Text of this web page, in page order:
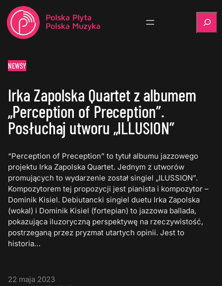
NEWSY
Irka Zapolska Quartet z albumem
„Perception of Preception”.
Posłuchaj utworu „ILLUSION”
“Perception of Preception” to tytuł albumu jazzowego
projektu Irka Zapolska Quartet. Jednym z utworów
promujących to wydarzenie został singiel „ILUSSION”.
Kompozytorem tej propozycji jest pianista i kompozytor –
Dominik Kisiel. Debiutancki singiel duetu Irka Zapolska
(wokal) i Dominik Kisiel (fortepian) to jazzowa ballada,
pokazująca iluzoryczną perspektywę na rzeczywistość,
postrzeganą przez pryzmat utartych opinii. Jest to
historia…
22 maja 2023